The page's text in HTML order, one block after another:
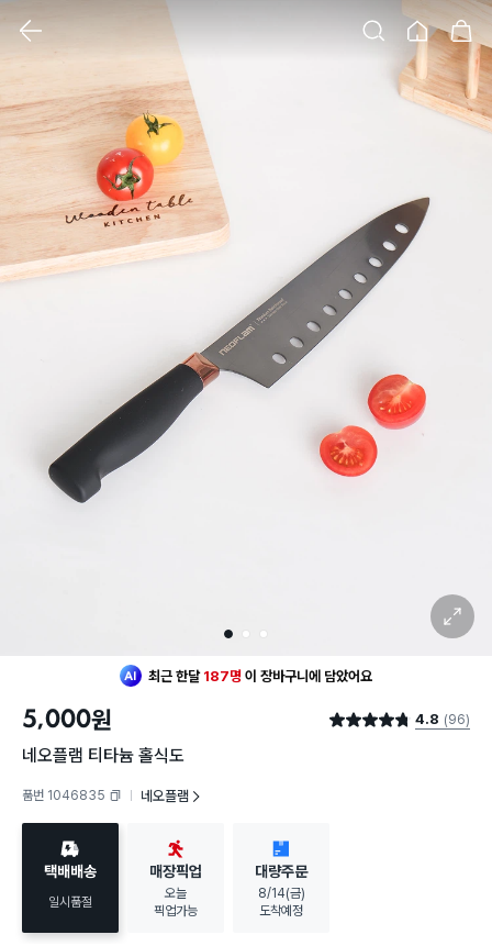
홈 장바구니
1 2 3
확대 보기
최근 한달 187명 이 장바구니에 담았어요
5,000원 별점 4.8점 4.8 (96)
네오플램 티타늄 홀식도
품번 1046835
네오플램
택배배송
일시품절
매장픽업
오늘
픽업가능
대량주문
8/14(금)
도착예정